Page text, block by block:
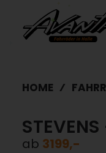
HOME
ab 3199,-